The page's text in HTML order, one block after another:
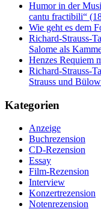
Humor in der
cantu fractibili“
Wie geht es dem
Richard-Strauss-
Salome als
Henzes Requiem
Richard-Strauss-
Strauss und
Kategorien
Anzeige
Buchrezension
CD-Rezension
Essay
Film-Rezension
Interview
Konzertrezension
Notenrezension